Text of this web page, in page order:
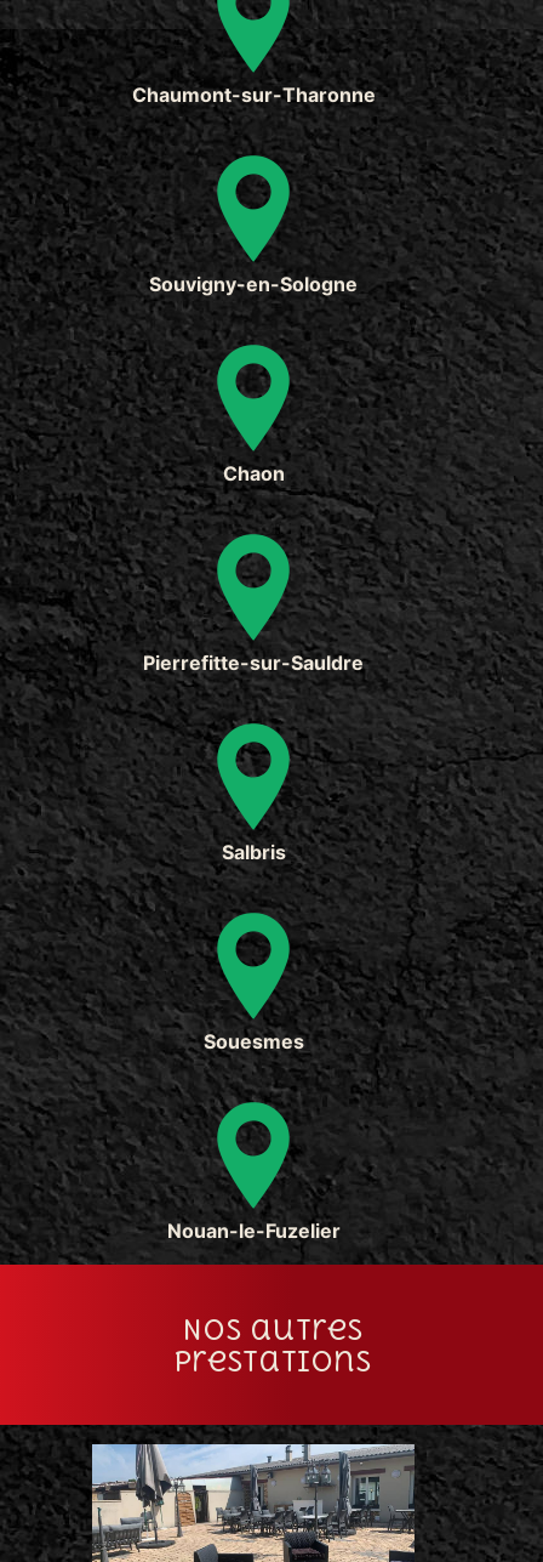
Chaumont-sur-Tharonne
Souvigny-en-Sologne
Chaon
Pierrefitte-sur-Sauldre
Salbris
Souesmes
Nouan-le-Fuzelier
Nos autres
prestations